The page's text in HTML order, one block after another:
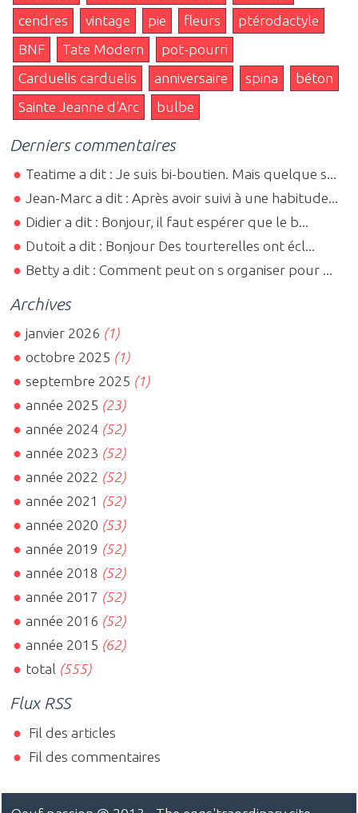
cendres
vintage pie fleurs
ptérodactyle
BNF
Tate Modern
pot-pourri
Carduelis carduelis
anniversaire spina
béton
Sainte Jeanne d'Arc
bulbe
Derniers commentaires
Teatime a dit : Je suis bi-boutien. Mais quelque s...
Jean-Marc a dit : Après avoir suivi à une habitude...
Didier a dit : Bonjour, il faut espérer que le b...
Dutoit a dit : Bonjour Des tourterelles ont écl...
Betty a dit : Comment peut on s organiser pour ...
Archives
janvier 2026 (1)
octobre 2025 (1)
septembre 2025 (1)
année 2025 (23)
année 2024 (52)
année 2023 (52)
année 2022 (52)
année 2021 (52)
année 2020 (53)
année 2019 (52)
année 2018 (52)
année 2017 (52)
année 2016 (52)
année 2015 (62)
total (555)
Flux RSS
Fil des articles
Fil des commentaires